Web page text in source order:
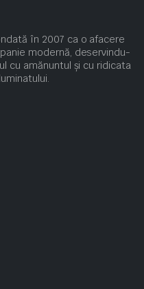
în 2007 ca o afacere
modernă, deservindu-
cu amănuntul și cu ridicata